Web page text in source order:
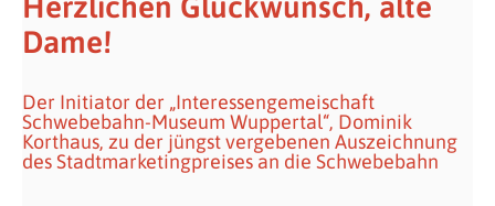
Dame!
Der Initiator der „Interessengemeischaft
Schwebebahn-Museum Wuppertal“, Dominik
Korthaus, zu der jüngst vergebenen Auszeichnung
des Stadtmarketingpreises an die Schwebebahn